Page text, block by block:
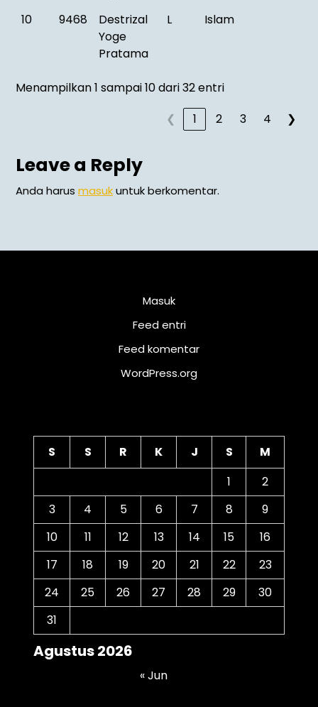
10 9468
Destrizal
Yoge
Pratama
L Islam
Menampilkan 1 sampai 10 dari 32 entri
❮
1 2 3 4 ❯
Leave a Reply
Anda harus masukuntuk berkomentar.
Masuk
Feed entri
Feed komentar
WordPress.org
Agustus 2026
S S R K J S
M
1
2
3
4 5 6 7 8
9
10
11 12 13 14 15
16
17
18 19 20 21 22
23
24
25 26 27 28 29
30
31
« Jun